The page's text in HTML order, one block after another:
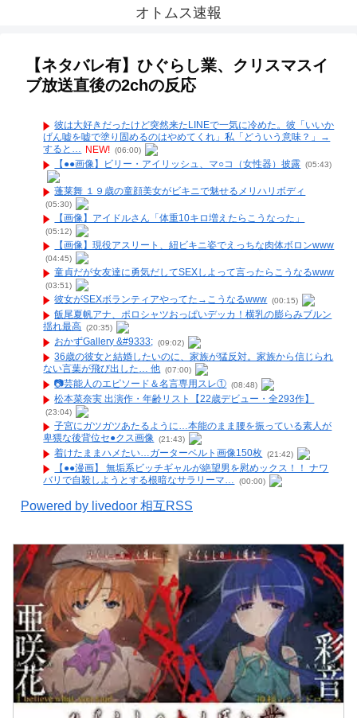
オトムス速報
【ネタバレ有】ひぐらし業、クリスマスイ
ブ放送直後の2chの反応
彼は大好きだったけど突然来たLINEで一気に冷めた。彼「いいか
げん嘘を嘘で塗り固めるのはやめてくれ」私「どういう意味？」→
すると… NEW! (06:00)
【●●画像】ビリー・アイリッシュ、マ○コ（女性器）披露 (05:43)
蓬莱舞 １９歳の童顔美女がビキニで魅せるメリハリボディ
(05:30)
【画像】アイドルさん「体重10キロ増えたらこうなった」
(05:12)
【画像】現役アスリート、紐ビキニ姿でえっちな肉体ボロンwww
(04:45)
童貞だが女友達に勇気だしてSEXしよって言ったらこうなるwww
(03:51)
彼女がSEXボランティアやってた→こうなるwww (00:15)
飯尾夏帆アナ、ポロシャツおっぱいデッカ！横乳の膨らみブルン
揺れ最高 (20:35)
おかずGallery &#9333; (09:02)
36歳の彼女と結婚したいのに、家族が猛反対。家族から信じられ
ない言葉が飛び出した… 他 (07:00)
📷️芸能人のエピソード＆名言専用スレ① (08:48)
松本菜奈実 出演作・年齢リスト【22歳デビュー・全293作】
(23:04)
子宮にガツガツあたるように…本能のまま腰を振っている素人が
卑猥な後背位セ●クス画像 (21:43)
着けたままハメたい…ガーターベルト画像150枚 (21:42)
【●●漫画】 無垢系ビッチギャルが絶望男を慰めックス！！ ナワ
バリで自殺しようとする根暗なサラリーマ…
(00:00)
Powered by livedoor 相互RSS